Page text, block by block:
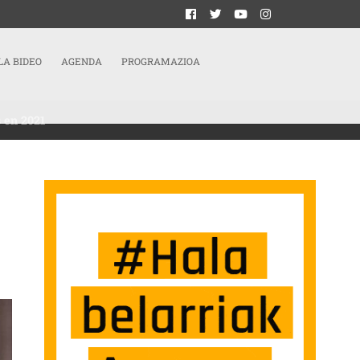
BIDEO AGENDA PROGRAMAZIOA
2021
CONTADOR DE CARTAS’ Y RANKING DE LAS 10 MEJORES PELÍCULAS